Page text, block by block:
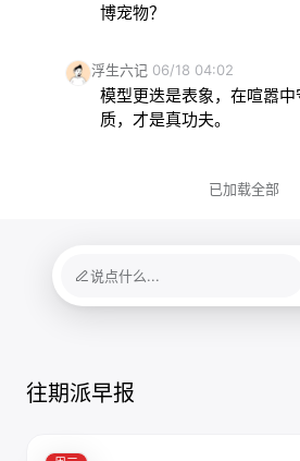
博宠物？
浮生六记 06/18 04:02
模型更迭是表象，在喧嚣
质，才是真功夫。
已加载全部
说点什么...
往期派早报